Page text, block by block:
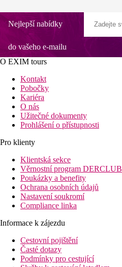
Nejlepší nabídky
do vašeho e-mailu
O EXIM tours
Kontakt
Pobočky
Kariéra
O nás
Užitečné dokumenty
Prohlášení o přístupnosti
Pro klienty
Klientská sekce
Věrnostní program DERCLUB
Poukázky a benefity
Ochrana osobních údajů
Nastavení soukromí
Compliance linka
Informace k zájezdu
Cestovní pojištění
Časté dotazy
Podmínky pro cestující